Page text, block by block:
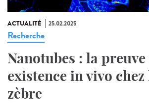
ACTUALITÉ 25.02.2025
Recherche
Nanotubes : la
existence in vivo
zèbre